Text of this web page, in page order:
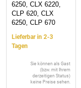
6250, CLX 6220,
CLP 620, CLX
6250, CLP 670
Lieferbar in 2-3
Tagen
Sie können als Gast
(bzw. mit Ihrem
derzeitigen Status)
keine Preise sehen.